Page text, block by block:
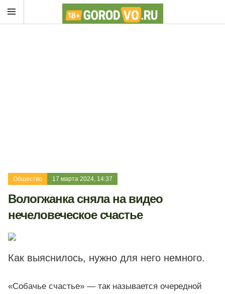
Общество 17 марта 2024, 14:37
Вологжанка сняла на видео
нечеловеческое счастье
Как выяснилось, нужно для него немного.
«Собачье счастье» — так называется очередной